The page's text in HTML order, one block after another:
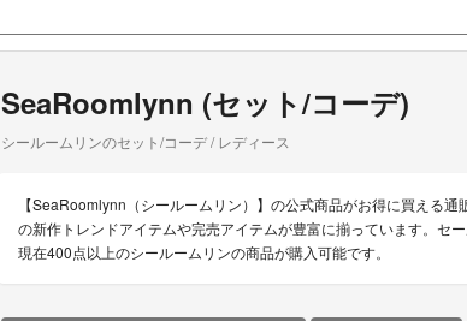
SeaRoomlynn (セット/コーデ)
シールームリンのセット/コーデ / レディース
【SeaRoomlynn（シールームリン）】の公式商品がお得に買える
の新作トレンドアイテムや完売アイテムが豊富に揃っています。セ
現在400点以上のシールームリンの商品が購入可能です。